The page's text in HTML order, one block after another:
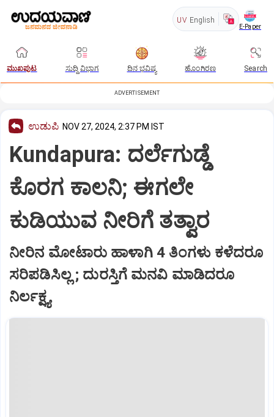
UV English
E-Paper
ಮುಖಪುಟ ಸುದ್ದಿ ವಿಭಾಗ ದಿನ ಭವಿಷ್ಯ ಹೊಂಗಿರಣ Search
ADVERTISEMENT
ಉಡುಪಿ NOV 27, 2024, 2:37 PM IST
Kundapura: ದರ್ಲೆಗುಡ್ಡೆ
ಕೊರಗ ಕಾಲನಿ; ಈಗಲೇ
ಕುಡಿಯುವ ನೀರಿಗೆ ತತ್ವಾರ
ನೀರಿನ ಮೋಟಾರು ಹಾಳಾಗಿ 4 ತಿಂಗಳು ಕಳೆದರೂ
ಸರಿಪಡಿಸಿಲ್ಲ ; ದುರಸ್ತಿಗೆ ಮನವಿ ಮಾಡಿದರೂ
ನಿರ್ಲಕ್ಷ್ಯ